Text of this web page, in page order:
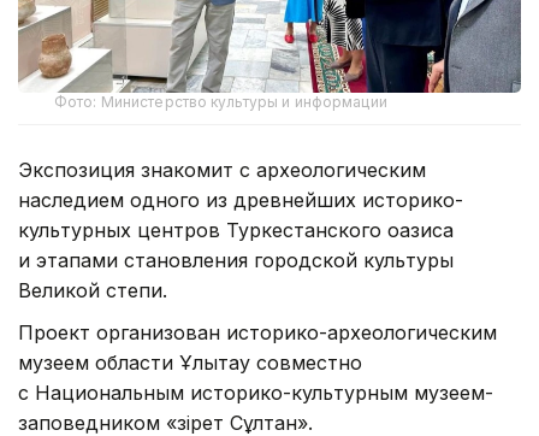
Фото: Министерство культуры и информации
Экспозиция знакомит с археологическим
наследием одного из древнейших историко-
культурных центров Туркестанского оазиса
и этапами становления городской культуры
Великой степи.
Проект организован историко-археологическим
музеем области Ұлытау совместно
с Национальным историко-культурным музеем-
заповедником «Әзірет Сұлтан».